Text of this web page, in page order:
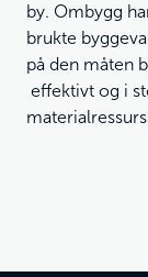
by. Ombygg
brukte
på den måten
effektivt og i